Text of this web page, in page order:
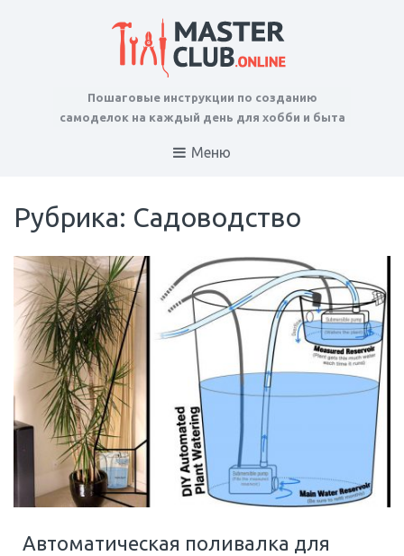
Пошаговые инструкции по созданию
самоделок на каждый день для хобби и быта
Меню
Рубрика: Садоводство
Автоматическая поливалка для